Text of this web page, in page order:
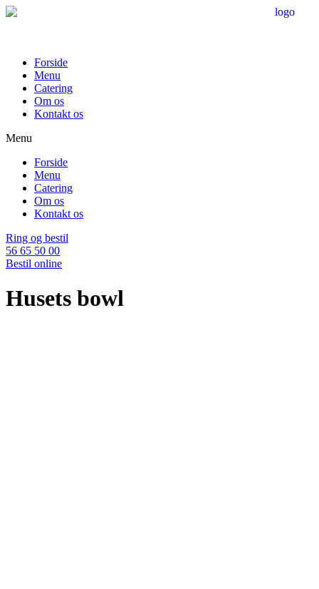
Videre
Forside
Menu
Catering
Om os
Kontakt os
Menu
Forside
Menu
Catering
Om os
Kontakt os
Ring og bestil
56 65 50 00
Bestil online
Husets bowl